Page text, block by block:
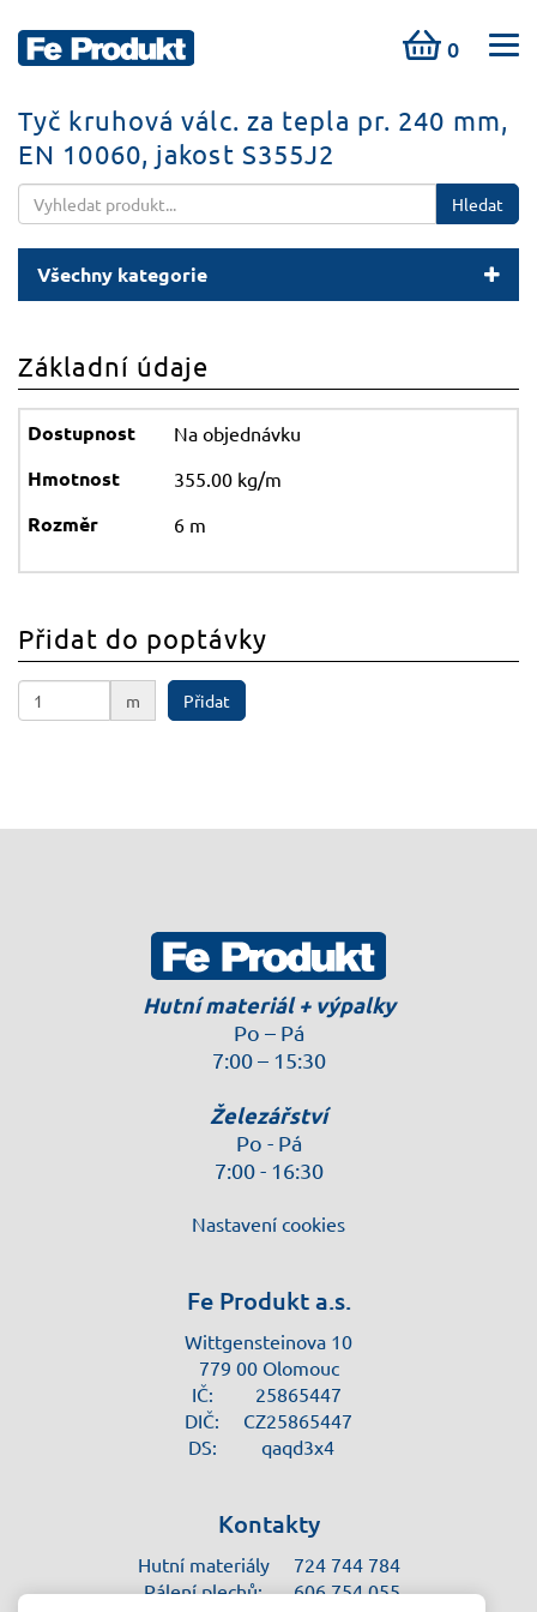
0
Tyč kruhová válc. za tepla pr. 240 mm,
EN 10060, jakost S355J2
Hledat
Všechny kategorie
Základní údaje
Na objednávku
355.00 kg/m
6 m
Přidat do poptávky
m Přidat
Hutní materiál + výpalky
Po – Pá
7:00 – 15:30
Železářství
Po - Pá
7:00 - 16:30
Nastavení cookies
Fe Produkt a.s.
Wittgensteinova 10
779 00 Olomouc
IČ:
DIČ:
DS:
25865447
CZ25865447
qaqd3x4
Kontakty
Hutní materiály
Pálení plechů:
724 744 784
606 754 055